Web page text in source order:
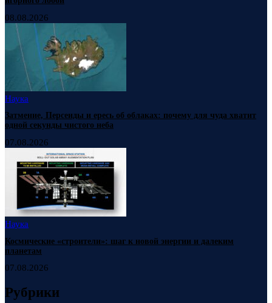
08.08.2026
Наука
Затмение, Персеиды и ересь об облаках: почему для чуда хватит
одной секунды чистого неба
07.08.2026
Наука
Космические «строители»: шаг к новой энергии и далеким
планетам
07.08.2026
Рубрики